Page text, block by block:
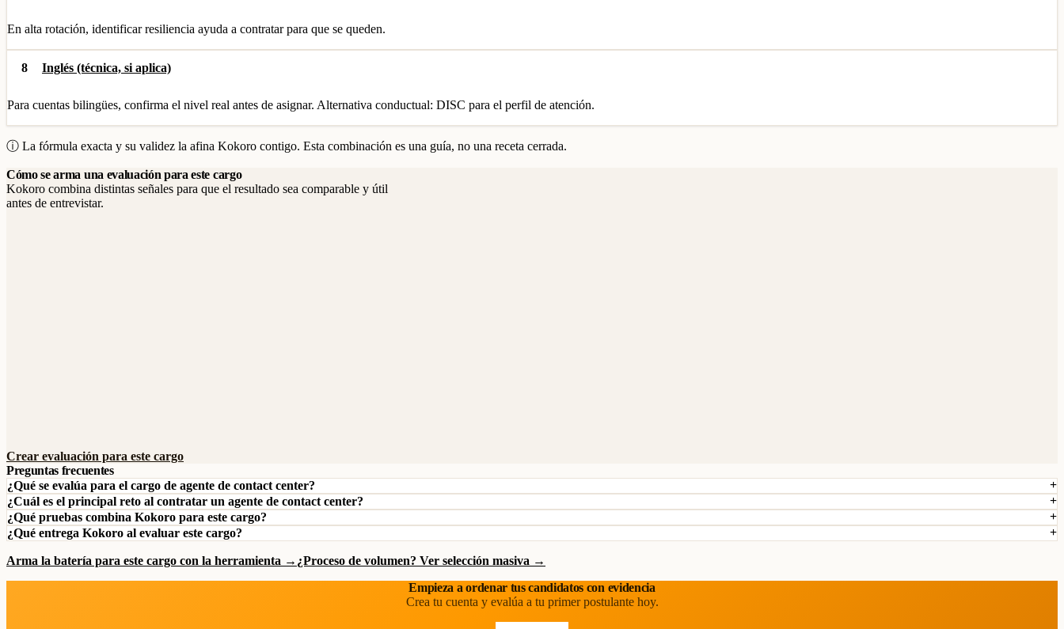
En alta rotación, identificar resiliencia ayuda a contratar para que se queden.
8 Inglés (técnica, si aplica)
Para cuentas bilingües, confirma el nivel real antes de asignar. Alternativa conductual: DISC para el perfil de atención.
ⓘ La fórmula exacta y su validez la afina Kokoro contigo. Esta combinación es una guía, no una receta cerrada.
Cómo se arma una evaluación para este cargo
Kokoro combina distintas señales para que el resultado sea comparable y útil
antes de entrevistar.
Crear evaluación para este cargo
Preguntas frecuentes
¿Qué se evalúa para el cargo de agente de contact center?
¿Cuál es el principal reto al contratar un agente de contact center?
¿Qué pruebas combina Kokoro para este cargo?
¿Qué entrega Kokoro al evaluar este cargo?
Arma la batería para este cargo con la herramienta → ¿Proceso de volumen? Ver selección masiva →
Empieza a ordenar tus candidatos con evidencia
Crea tu cuenta y evalúa a tu primer postulante hoy.